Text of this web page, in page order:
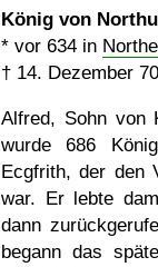
König von
* vor 634 in
† 14. Dezember
Alfred, Sohn von
wurde 686
Ecgfrith, der den
war. Er lebte
dann
begann das